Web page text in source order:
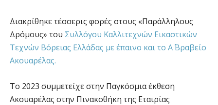
Διακρίθηκε τέσσερις φορές στους «Παράλληλους
Δρόμους» του Συλλόγου Καλλιτεχνών Εικαστικών
Τεχνών Βόρειας Ελλάδας με έπαινο και το Α΄ Βραβείο
Ακουαρέλας.
Το 2023 συμμετείχε στην Παγκόσμια έκθεση
Ακουαρέλας στην Πινακοθήκη της Εταιρίας